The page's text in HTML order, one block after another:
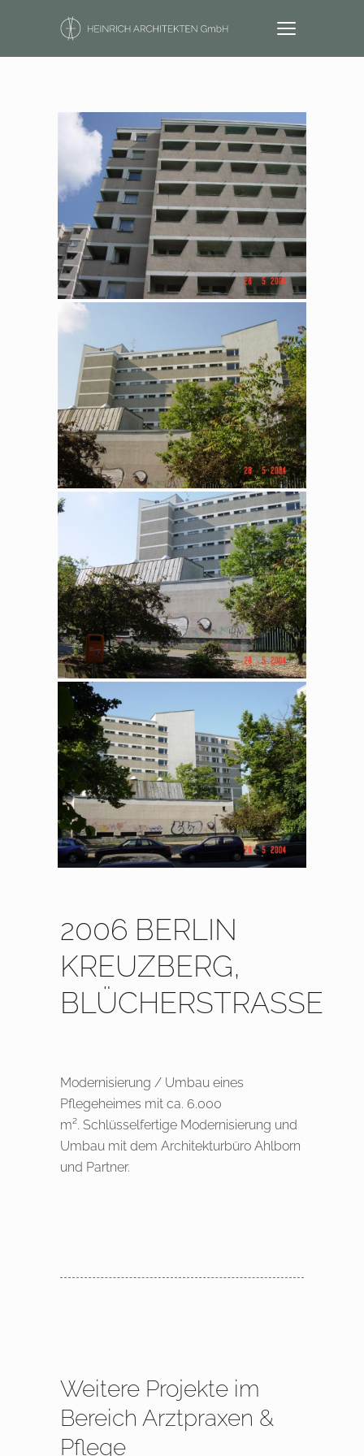
2006 BERLIN
KREUZBERG,
BLÜCHERSTRASSE
Modernisierung / Umbau eines
Pflegeheimes mit ca. 6.000
m². Schlüsselfertige Modernisierung und
Umbau mit dem Architekturbüro Ahlborn
und Partner.
Weitere Projekte im
Bereich Arztpraxen &
Pflege